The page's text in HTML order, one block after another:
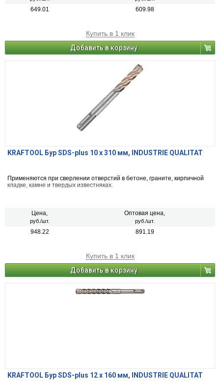
649.01 609.98
Купить в 1 клик
Добавить в корзину
KRAFTOOL Бур SDS-plus 10 x 310 мм, INDUSTRIE QUALITAT
Применяются при сверлении отверстий в бетоне, граните, кирпичной
кладке, камне и твердых известняках.
Цена,
руб./шт.
Оптовая цена,
руб./шт.
948.22 891.19
Купить в 1 клик
Добавить в корзину
KRAFTOOL Бур SDS-plus 12 x 160 мм, INDUSTRIE QUALITAT